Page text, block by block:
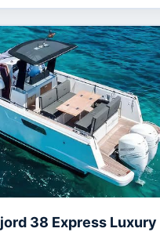
38 Express Luxury